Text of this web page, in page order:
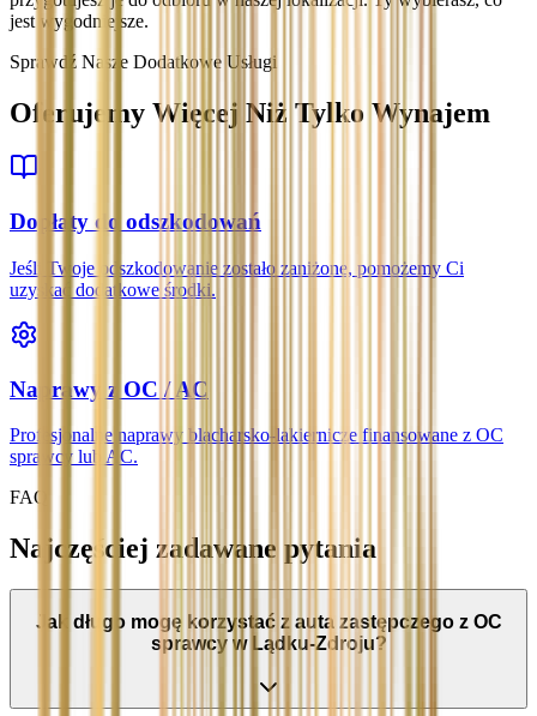
jest wygodniejsze.
Sprawdź Nasze Dodatkowe Usługi
Oferujemy Więcej Niż Tylko Wynajem
Dopłaty do odszkodowań
Jeśli Twoje odszkodowanie zostało zaniżone, pomożemy Ci
uzyskać dodatkowe środki.
Naprawy z OC / AC
Profesjonalne naprawy blacharsko-lakiernicze finansowane z OC
sprawcy lub AC.
FAQ
Najczęściej zadawane pytania
Jak długo mogę korzystać z auta zastępczego z OC
sprawcy w Lądku-Zdroju?